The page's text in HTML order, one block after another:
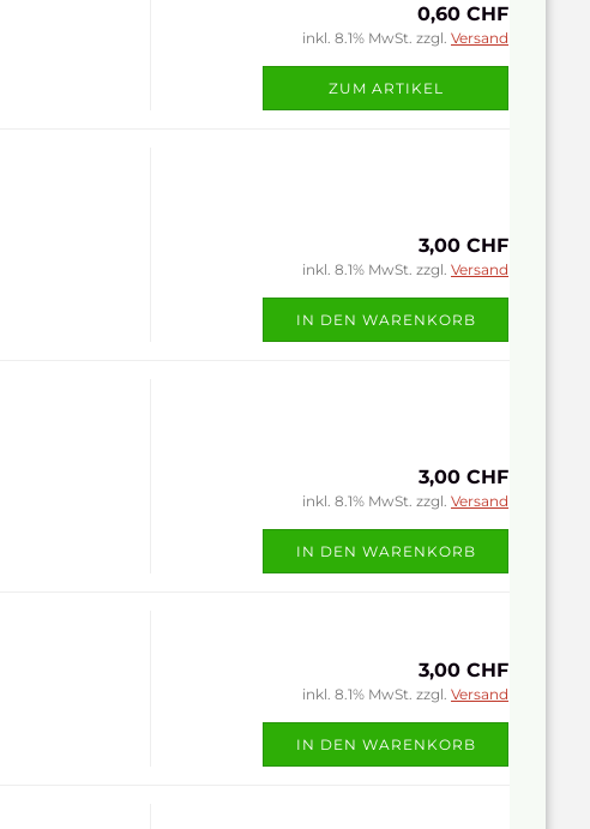
0,60 CHF
inkl. 8.1% MwSt. zzgl. Versand
ZUM ARTIKEL
3,00 CHF
inkl. 8.1% MwSt. zzgl. Versand
IN DEN WARENKORB
3,00 CHF
inkl. 8.1% MwSt. zzgl. Versand
IN DEN WARENKORB
3,00 CHF
inkl. 8.1% MwSt. zzgl. Versand
IN DEN WARENKORB